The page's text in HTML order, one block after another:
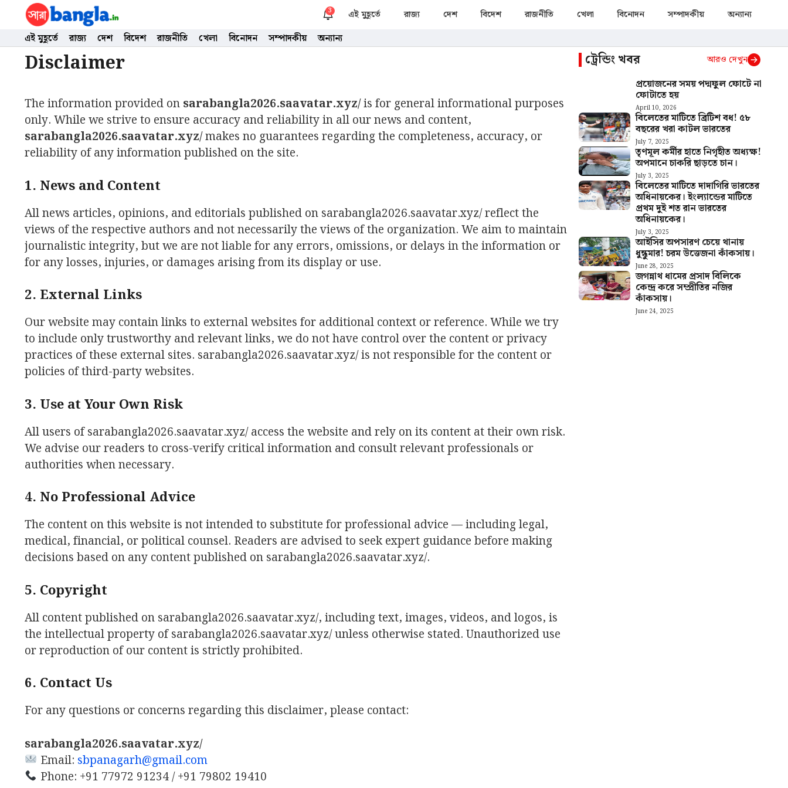
content
3 এই মুহূর্তে রাজ্য দেশ বিদেশ রাজনীতি খেলা বিনোদন সম্পাদকীয় অন্যান্য
এই মুহূর্তে রাজ্য দেশ বিদেশ রাজনীতি খেলা বিনোদন সম্পাদকীয় অন্যান্য
Disclaimer
The information provided onsarabangla2026.saavatar.xyz/is for general informational purposes
only. While we strive to ensure accuracy and reliability in all our news and content,
sarabangla2026.saavatar.xyz/makes no guarantees regarding the completeness, accuracy, or
reliability of any information published on the site.
1. News and Content
All news articles, opinions, and editorials published on sarabangla2026.saavatar.xyz/ reflect the
views of the respective authors and not necessarily the views of the organization. We aim to maintain
journalistic integrity, but we are not liable for any errors, omissions, or delays in the information or
for any losses, injuries, or damages arising from its display or use.
2. External Links
Our website may contain links to external websites for additional context or reference. While we try
to include only trustworthy and relevant links, we do not have control over the content or privacy
practices of these external sites. sarabangla2026.saavatar.xyz/ is not responsible for the content or
policies of third-party websites.
3. Use at Your Own Risk
All users of sarabangla2026.saavatar.xyz/ access the website and rely on its content at their own risk.
We advise our readers to cross-verify critical information and consult relevant professionals or
authorities when necessary.
4. No Professional Advice
The content on this website is not intended to substitute for professional advice — including legal,
medical, financial, or political counsel. Readers are advised to seek expert guidance before making
decisions based on any content published on sarabangla2026.saavatar.xyz/.
5. Copyright
All content published on sarabangla2026.saavatar.xyz/, including text, images, videos, and logos, is
the intellectual property of sarabangla2026.saavatar.xyz/ unless otherwise stated. Unauthorized use
or reproduction of our content is strictly prohibited.
6. Contact Us
For any questions or concerns regarding this disclaimer, please contact:
sarabangla2026.saavatar.xyz/
Email: sbpanagarh@gmail.com
Phone: +91 77972 91234 / +91 79802 19410
ট্রেন্ডিং খবর আরও দেখুন
প্রয়োজনের সময় পদ্মফুল ফোটে না
ফোটাতে হয়
April 10, 2026
বিলেতের মাটিতে ব্রিটিশ বধ! ৫৮
বছরের খরা কাটল ভারতের
July 7, 2025
তৃণমূল কর্মীর হাতে নিগৃহীত অধ্যক্ষ!
অপমানে চাকরি ছাড়তে চান।
July 3, 2025
বিলেতের মাটিতে দাদাগিরি ভারতের
অধিনায়কের। ইংল্যান্ডের মাটিতে
প্রথম দুই শত রান ভারতের
অধিনায়কের।
July 3, 2025
আইসির অপসারণ চেয়ে থানায়
ধুন্ধুমার! চরম উত্তেজনা কাঁকসায়।
June 28, 2025
জগন্নাথ ধামের প্রসাদ বিলিকে
কেন্দ্র করে সম্প্রীতির নজির
কাঁকসায়।
June 24, 2025